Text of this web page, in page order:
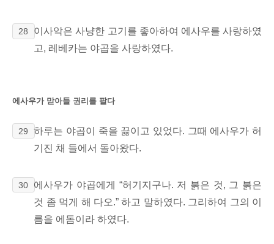
28 이사악은 사냥한 고기를 좋아하여 에사우를 사랑하였
고, 레베카는 야곱을 사랑하였다.
에사우가 맏아들 권리를 팔다
29
하루는 야곱이 죽을 끓이고 있었다. 그때 에사우가 허
기진 채 들에서 돌아왔다.
30
에사우가 야곱에게 “허기지구나. 저 붉은 것, 그 붉은
것 좀 먹게 해 다오.” 하고 말하였다. 그리하여 그의 이
름을 에돔이라 하였다.